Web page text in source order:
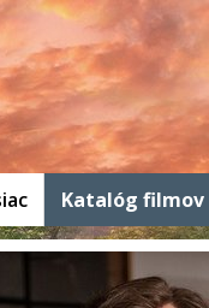
Katalóg filmov